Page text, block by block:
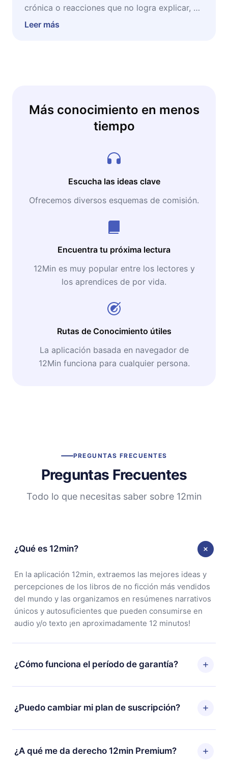
crónica o reacciones que no logra explicar, y
quiere entender qué le está diciendo su
Leer más
Más conocimiento en menos
tiempo
Escucha las ideas clave
Ofrecemos diversos esquemas de comisión.
Encuentra tu próxima lectura
12Min es muy popular entre los lectores y
los aprendices de por vida.
Rutas de Conocimiento útiles
La aplicación basada en navegador de
12Min funciona para cualquier persona.
PREGUNTAS FRECUENTES
Preguntas Frecuentes
Todo lo que necesitas saber sobre 12min
¿Qué es 12min?
En la aplicación 12min, extraemos las mejores ideas y
percepciones de los libros de no ficción más vendidos
del mundo y las organizamos en resúmenes narrativos
únicos y autosuficientes que pueden consumirse en
audio y/o texto ¡en aproximadamente 12 minutos!
¿Cómo funciona el período de garantía?
Puedes descargar nuestra aplicación y comenzar a
disfrutar de nuestra biblioteca. Si por alguna razón no
estás satisfecho con nuestra plataforma, simplemente
a la compra y solicita el reembolso del valor. Recibirás
¿Puedo cambiar mi plan de suscripción?
Sí, pero el cambio solo se aplicará a partir del próximo
período de facturación. Por ejemplo, si decides
cambiar tu suscripción mensual a anual, después de
¿A qué me da derecho 12min Premium?